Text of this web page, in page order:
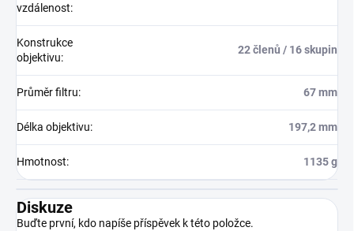
vzdálenost:
Konstrukce
objektivu:
22 členů / 16 skupin
Průměr filtru: 67 mm
Délka objektivu: 197,2 mm
Hmotnost: 1135 g
Diskuze
Buďte první, kdo napíše příspěvek k této položce.